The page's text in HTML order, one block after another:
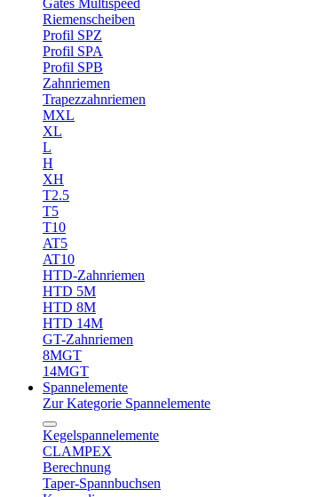
Gates Multispeed
Riemenscheiben
Profil SPZ
Profil SPA
Profil SPB
Zahnriemen
Trapezzahnriemen
MXL
XL
L
H
XH
T2.5
T5
T10
AT5
AT10
HTD-Zahnriemen
HTD 5M
HTD 8M
HTD 14M
GT-Zahnriemen
8MGT
14MGT
Spannelemente
Zur Kategorie Spannelemente
Kegelspannelemente
CLAMPEX
Berechnung
Taper-Spannbuchsen